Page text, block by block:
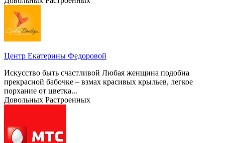
Центр Екатерины Федоровой
Искусство быть счастливой Любая женщина подобна
прекрасной бабочке – взмах красивых крыльев, легкое
порхание от цветка...
Довольных Растроенных